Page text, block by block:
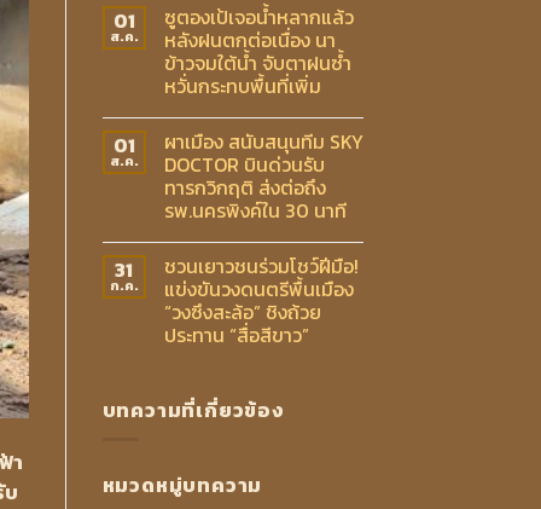
า
01
ส.ค.
ซูตองเป้เจอน้ำหลากแล้ว
หลังฝนตกต่อเนื่อง นา
ข้าวจมใต้น้ำ จับตาฝนซ้ำ
หวั่นกระทบพื้นที่เพิ่ม
01
ส.ค.
ผาเมือง สนับสนุนทีม SKY
DOCTOR บินด่วนรับ
ทารกวิกฤติ ส่งต่อถึง
รพ.นครพิงค์ใน 30 นาที
31
ก.ค.
ชวนเยาวชนร่วมโชว์ฝีมือ!
แข่งขันวงดนตรีพื้นเมือง
“วงซึงสะล้อ” ชิงถ้วย
ประทาน “สื่อสีขาว”
บทความที่เกี่ยวข้อง
หมวดหมู่บทความ